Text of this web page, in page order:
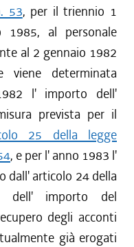
53, per il triennio 1
al personale
al 2 gennaio 1982
viene determinata
l' importo dell'
prevista per il
25 della legge
, e per l' anno 1983 l'
dall' articolo 24 della
dell' importo del
degli acconti
già erogati